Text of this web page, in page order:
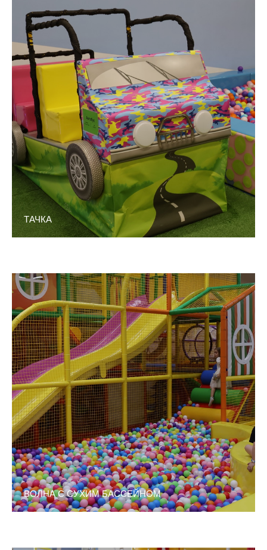
ТАЧКА
ВОЛНА С СУХИМ БАССЕЙНОМ